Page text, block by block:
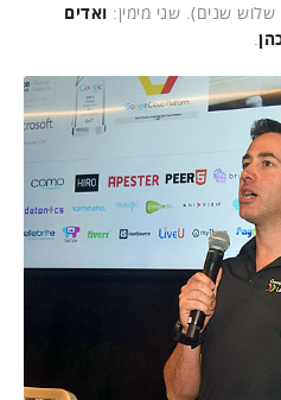
שנים). שני מימין: ואדים
.